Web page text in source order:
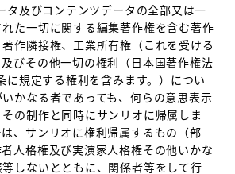
タ及びコンテンツデータの全部又は一
た一切に関する編集著作権を含む著作
作隣接権、工業所有権（これを受ける
びその他一切の権利（日本国著作権法
規定する権利を含みます。）につい
かなる者であっても、何らの意思表示
の制作と同時にサンリオに帰属しま
、サンリオに権利帰属するもの（部
人格権及び実演家人格権その他いかな
しないとともに、関係者等をして行